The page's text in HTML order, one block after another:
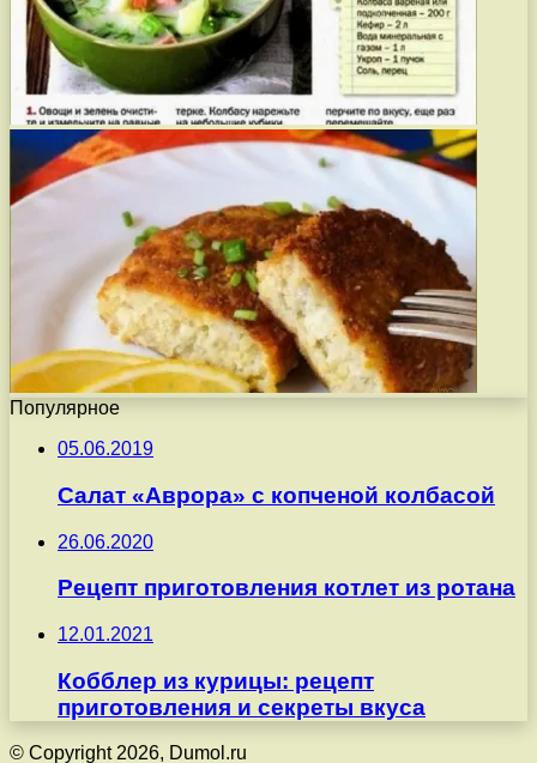
Популярное
05.06.2019
Салат «Аврора» с копченой колбасой
26.06.2020
Рецепт приготовления котлет из ротана
12.01.2021
Кобблер из курицы: рецепт
приготовления и секреты вкуса
© Copyright 2026, Dumol.ru